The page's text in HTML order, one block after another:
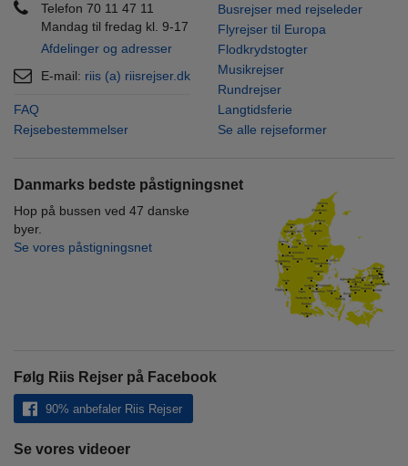
Telefon 70 11 47 11
Mandag til fredag kl. 9-17
Afdelinger og adresser
E-mail: riis (a) riisrejser.dk
FAQ
Rejsebestemmelser
Busrejser med rejseleder
Flyrejser til Europa
Flodkrydstogter
Musikrejser
Rundrejser
Langtidsferie
Se alle rejseformer
Danmarks bedste påstigningsnet
Hop på bussen ved 47 danske
byer.
Se vores påstigningsnet
Følg Riis Rejser på Facebook
90% anbefaler Riis Rejser
Se vores videoer